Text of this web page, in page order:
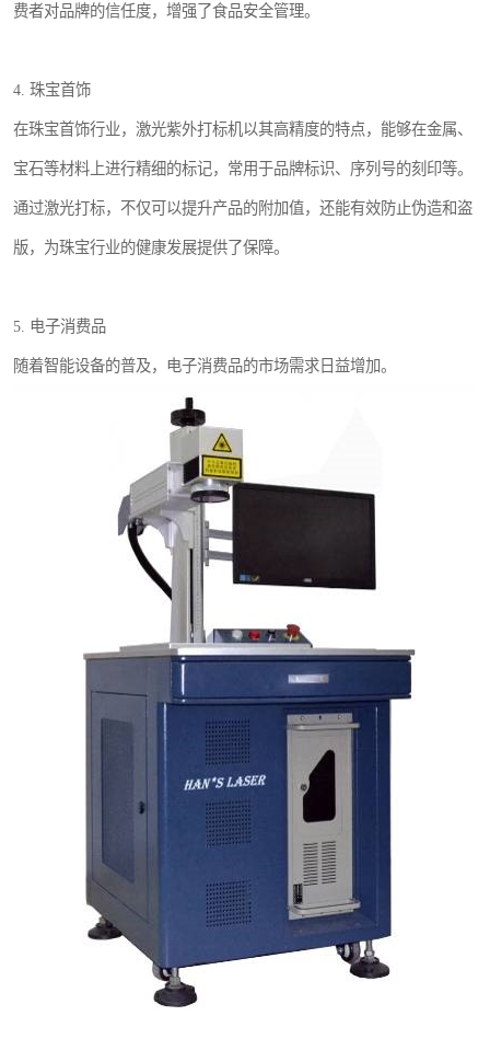
费者对品牌的信任度，增强了食品安全管理。
4. 珠宝首饰
在珠宝首饰行业，激光紫外打标机以其高精度的特点，能够在金属、
宝石等材料上进行精细的标记，常用于品牌标识、序列号的刻印等。
通过激光打标，不仅可以提升产品的附加值，还能有效防止伪造和盗
版，为珠宝行业的健康发展提供了保障。
5. 电子消费品
随着智能设备的普及，电子消费品的市场需求日益增加。